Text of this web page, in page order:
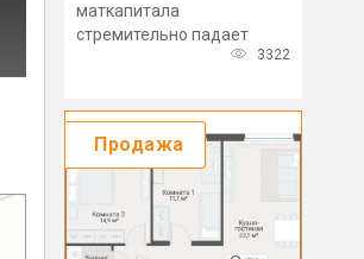
маткапитала
стремительно падает
3322
Продажа